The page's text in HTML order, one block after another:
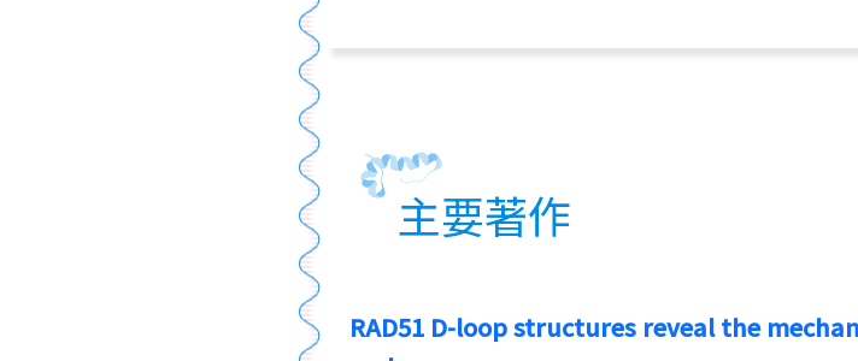
主要著作
RAD51 D-loop structures reveal the